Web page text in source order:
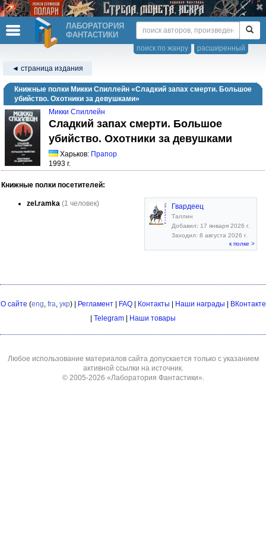
ЛАБОРАТОРИЯ
ФАНТАСТИКИ
расширенный
поиск по жанру
◄ страница издания
Книжные полки Микки Спиллейн «Сладкий запах смерти. Большое
убийство. Охотники за девушками»
Микки Спиллейн
Сладкий запах смерти. Большое
убийство. Охотники за девушками
Харьков: Прапор
1993 г.
Книжные полки посетителей:
zel.ramka (1 человек) Гвардеец
Таллин
Добавил: 17 января 2026 г.
Заходил: 8 августа 2026 г.
к полке >
О сайте (eng, fra, укр) | Регламент| FAQ| Контакты Наши награды
ВКонтакте
Telegram Наши товары
Любое использование материалов сайта допускается только с указанием
активной ссылки на источник.
© 2005-2026 «Лаборатория Фантастики».